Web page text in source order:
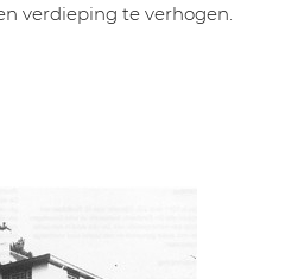
verdieping te verhogen.